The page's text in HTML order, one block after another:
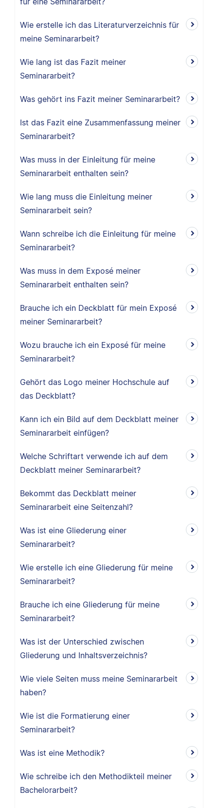
Wie erstelle ich das Literaturverzeichnis für
meine Seminararbeit?
Wie lang ist das Fazit meiner
Seminararbeit?
Was gehört ins Fazit meiner Seminararbeit?
Ist das Fazit eine Zusammenfassung meiner
Seminararbeit?
Was muss in der Einleitung für meine
Seminararbeit enthalten sein?
Wie lang muss die Einleitung meiner
Seminararbeit sein?
Wann schreibe ich die Einleitung für meine
Seminararbeit?
Was muss in dem Exposé meiner
Seminararbeit enthalten sein?
Brauche ich ein Deckblatt für mein Exposé
meiner Seminararbeit?
Wozu brauche ich ein Exposé für meine
Seminararbeit?
Gehört das Logo meiner Hochschule auf
das Deckblatt?
Kann ich ein Bild auf dem Deckblatt meiner
Seminararbeit einfügen?
Welche Schriftart verwende ich auf dem
Deckblatt meiner Seminararbeit?
Bekommt das Deckblatt meiner
Seminararbeit eine Seitenzahl?
Was ist eine Gliederung einer
Seminararbeit?
Wie erstelle ich eine Gliederung für meine
Seminararbeit?
Brauche ich eine Gliederung für meine
Seminararbeit?
Was ist der Unterschied zwischen
Gliederung und Inhaltsverzeichnis?
Wie viele Seiten muss meine Seminararbeit
haben?
Wie ist die Formatierung einer
Seminararbeit?
Was ist eine Methodik?
Wie schreibe ich den Methodikteil meiner
Bachelorarbeit?